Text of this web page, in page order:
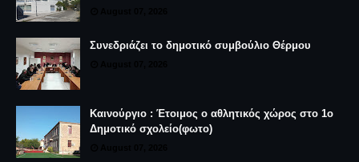
Συνεδριάζει το δημοτικό συμβούλιο Θέρμου
Καινούργιο : Έτοιμος ο αθλητικός χώρος στο 1ο
Δημοτικό σχολείο(φωτο)